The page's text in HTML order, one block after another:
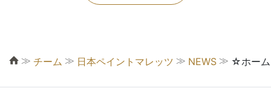
≫ チーム ≫ 日本ペイントマレッツ ≫ NEWS ≫ ☆ホーム